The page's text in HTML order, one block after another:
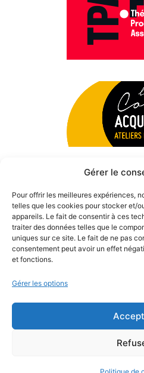
Gérer le
Pour offrir les meilleures expériences,
telles que les cookies pour stocker et/
appareils. Le fait de consentir à ces
traiter des données telles que le
uniques sur ce site. Le fait de ne pas
consentement peut avoir un effet
et fonctions.
Gérer les options
© 2026 Théâtre des Béliers